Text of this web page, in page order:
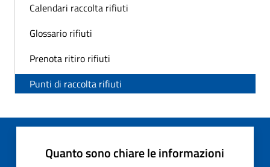
Calendari raccolta rifiuti
Glossario rifiuti
Prenota ritiro rifiuti
Punti di raccolta rifiuti
Quanto sono chiare le informazioni